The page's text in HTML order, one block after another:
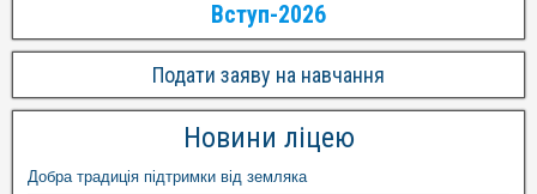
Вступ-2026
Подати заяву на навчання
Новини ліцею
Добра традиція підтримки від земляка